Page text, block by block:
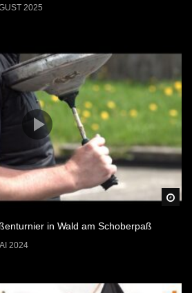
2025
in Wald am Schoberpaß
2024